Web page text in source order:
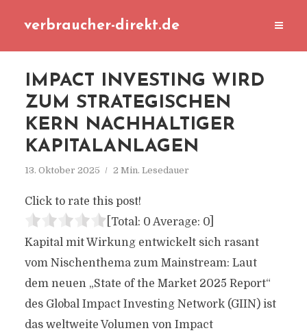
verbraucher-direkt.de
IMPACT INVESTING WIRD
ZUM STRATEGISCHEN
KERN NACHHALTIGER
KAPITALANLAGEN
13. Oktober 2025 2 Min. Lesedauer
Click to rate this post!
[Total: 0 Average: 0]
Kapital mit Wirkung entwickelt sich rasant
vom Nischenthema zum Mainstream: Laut
dem neuen „State of the Market 2025 Report“
des Global Impact Investing Network (GIIN) ist
das weltweite Volumen von Impact